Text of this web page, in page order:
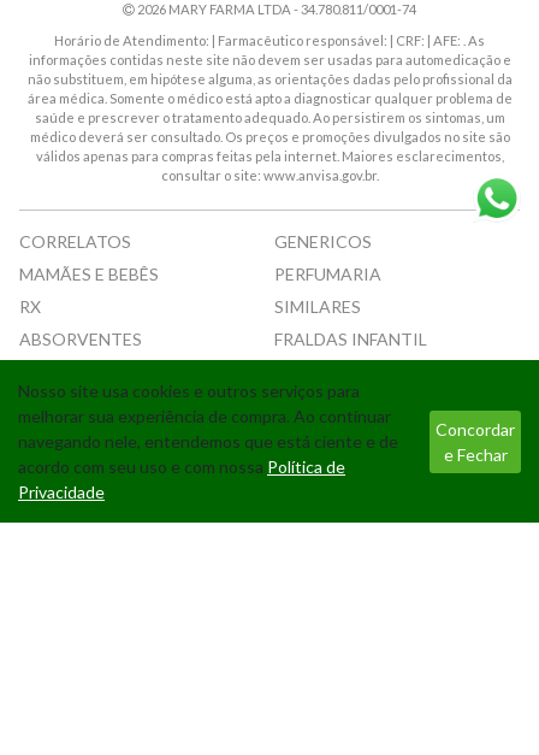
Nosso site usa cookies e outros serviços para
melhorar sua experiência de compra. Ao continuar
navegando nele, entendemos que está ciente e de
acordo com seu uso e com nossa Política de
Privacidade
Concordar
e Fechar
2026 MARY FARMA LTDA - 34.780.811/0001-74
Horário de Atendimento: | Farmacêutico responsável: | CRF: | AFE: . As
informações contidas neste site não devem ser usadas para automedicação e
não substituem, em hipótese alguma, as orientações dadas pelo profissional da
área médica. Somente o médico está apto a diagnosticar qualquer problema de
saúde e prescrever o tratamento adequado. Ao persistirem os sintomas, um
médico deverá ser consultado. Os preços e promoções divulgados no site são
válidos apenas para compras feitas pela internet. Maiores esclarecimentos,
consultar o site: www.anvisa.gov.br.
CORRELATOS
GENERICOS
MAMÃES E BEBÊS
PERFUMARIA
RX
SIMILARES
ABSORVENTES
FRALDAS INFANTIL
Tecnologia